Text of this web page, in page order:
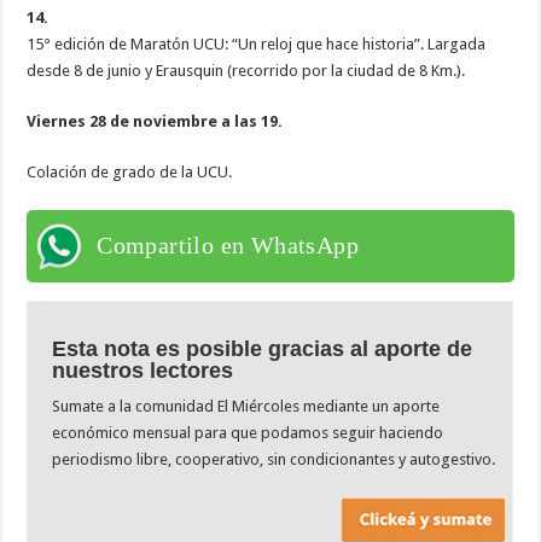
14.
15° edición de Maratón UCU: “Un reloj que hace historia”. Largada
desde 8 de junio y Erausquin (recorrido por la ciudad de 8 Km.).
Viernes 28 de noviembre a las 19.
Colación de grado de la UCU.
Compartilo en WhatsApp
Esta nota es posible gracias al aporte de
nuestros lectores
Sumate a la comunidad El Miércoles mediante un aporte
económico mensual para que podamos seguir haciendo
periodismo libre, cooperativo, sin condicionantes y autogestivo.